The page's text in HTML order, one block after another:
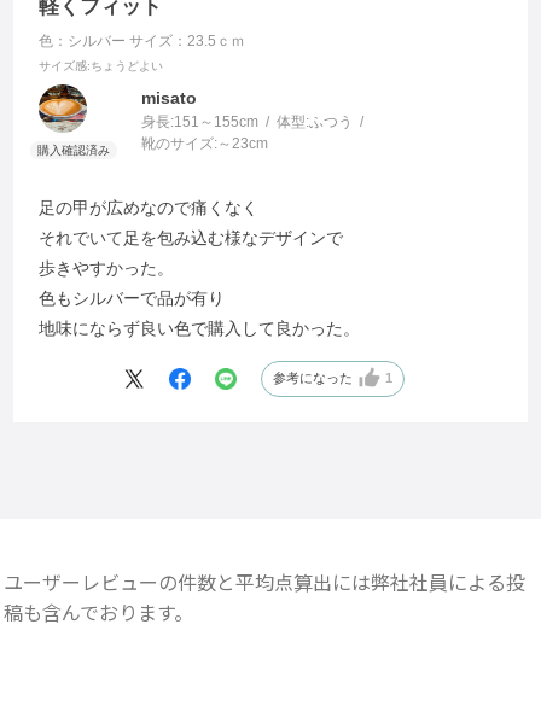
軽くフィット
色：シルバー サイズ：23.5ｃｍ
サイズ感:ちょうどよい
misato
身長:151～155cm 体型:ふつう
靴のサイズ:～23cm
足の甲が広めなので痛くなく
それでいて足を包み込む様なデザインで
歩きやすかった。
色もシルバーで品が有り
地味にならず良い色で購入して良かった。
参考になった 1
ユーザーレビューの件数と平均点算出には弊社社員による投
稿も含んでおります。